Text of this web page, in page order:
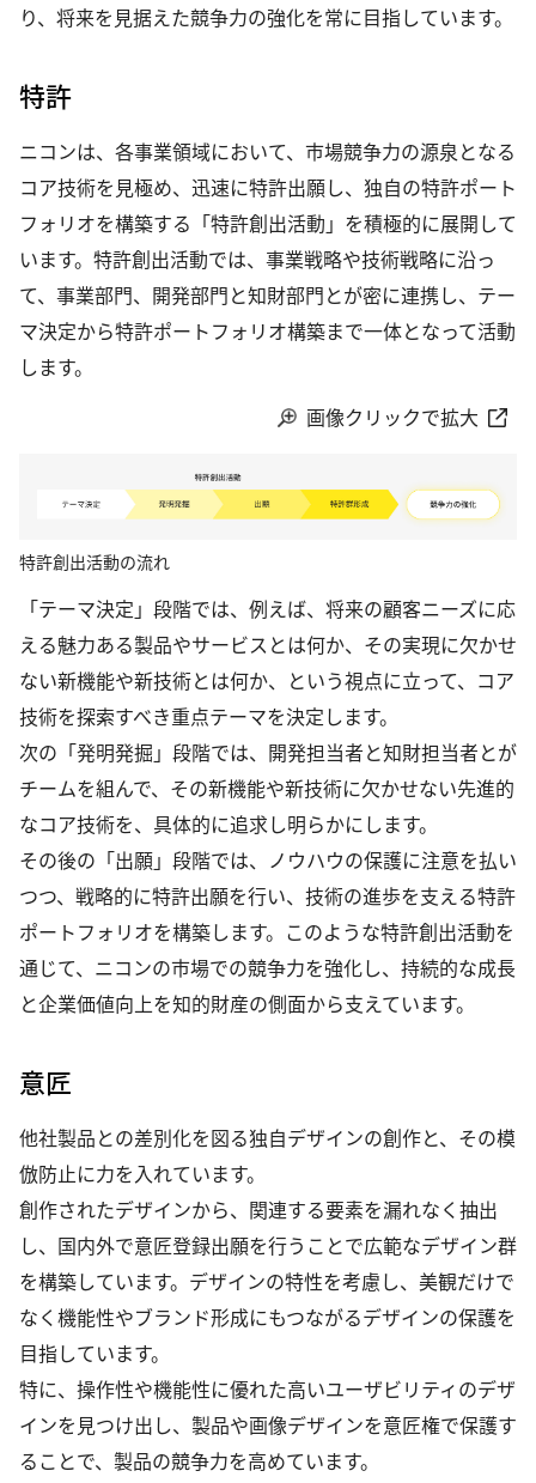
り、将来を見据えた競争力の強化を常に目指しています。
特許
ニコンは、各事業領域において、市場競争力の源泉となる
コア技術を見極め、迅速に特許出願し、独自の特許ポート
フォリオを構築する「特許創出活動」を積極的に展開して
います。特許創出活動では、事業戦略や技術戦略に沿っ
て、事業部門、開発部門と知財部門とが密に連携し、テー
マ決定から特許ポートフォリオ構築まで一体となって活動
します。
画像クリックで拡大
特許創出活動の流れ
「テーマ決定」段階では、例えば、将来の顧客ニーズに応
える魅力ある製品やサービスとは何か、その実現に欠かせ
ない新機能や新技術とは何か、という視点に立って、コア
技術を探索すべき重点テーマを決定します。
次の「発明発掘」段階では、開発担当者と知財担当者とが
チームを組んで、その新機能や新技術に欠かせない先進的
なコア技術を、具体的に追求し明らかにします。
その後の「出願」段階では、ノウハウの保護に注意を払い
つつ、戦略的に特許出願を行い、技術の進歩を支える特許
ポートフォリオを構築します。このような特許創出活動を
通じて、ニコンの市場での競争力を強化し、持続的な成長
と企業価値向上を知的財産の側面から支えています。
意匠
他社製品との差別化を図る独自デザインの創作と、その模
倣防止に力を入れています。
創作されたデザインから、関連する要素を漏れなく抽出
し、国内外で意匠登録出願を行うことで広範なデザイン群
を構築しています。デザインの特性を考慮し、美観だけで
なく機能性やブランド形成にもつながるデザインの保護を
目指しています。
特に、操作性や機能性に優れた高いユーザビリティのデザ
インを見つけ出し、製品や画像デザインを意匠権で保護す
ることで、製品の競争力を高めています。